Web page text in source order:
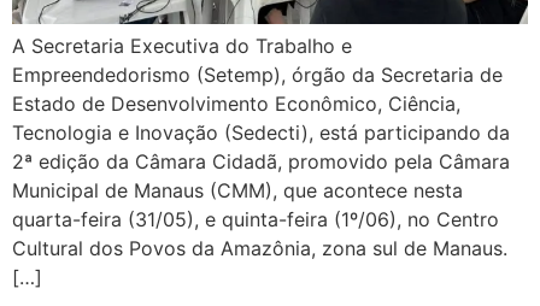
A Secretaria Executiva do Trabalho e
Empreendedorismo (Setemp), órgão da Secretaria de
Estado de Desenvolvimento Econômico, Ciência,
Tecnologia e Inovação (Sedecti), está participando da
2ª edição da Câmara Cidadã, promovido pela Câmara
Municipal de Manaus (CMM), que acontece nesta
quarta-feira (31/05), e quinta-feira (1º/06), no Centro
Cultural dos Povos da Amazônia, zona sul de Manaus.
[…]